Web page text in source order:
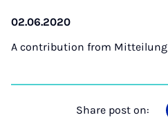
02.06.2020
A contribution from Mitteilung
Share post on: